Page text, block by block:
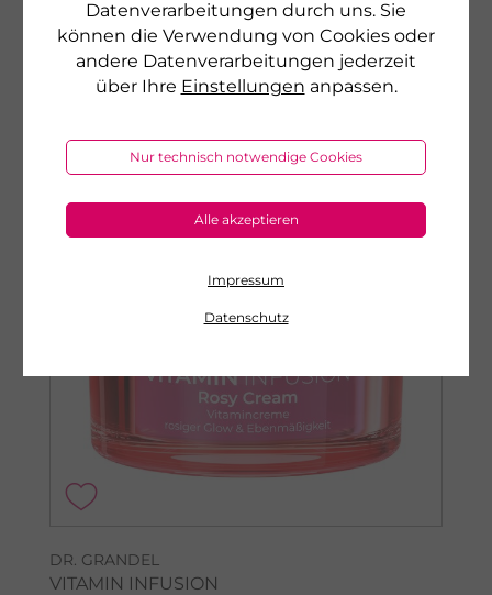
Datenverarbeitungen durch uns. Sie
können die Verwendung von Cookies oder
andere Datenverarbeitungen jederzeit
über Ihre Einstellungen anpassen.
Nur technisch notwendige Cookies
Alle akzeptieren
Impressum
Datenschutz
sofort lieferbar
zum Produkt
DR. GRANDEL
VITAMIN INFUSION